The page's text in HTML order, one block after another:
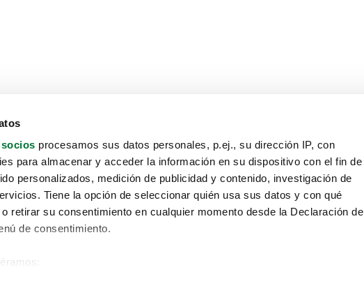
procesamos sus datos personales, p.ej., su dirección IP, con
para almacenar y acceder la información en su dispositivo con el fin de
personalizados, medición de publicidad y contenido, investigación de
Tiene la opción de seleccionar quién usa sus datos y con qué
retirar su consentimiento en cualquier momento desde la Declaración de
de consentimiento.